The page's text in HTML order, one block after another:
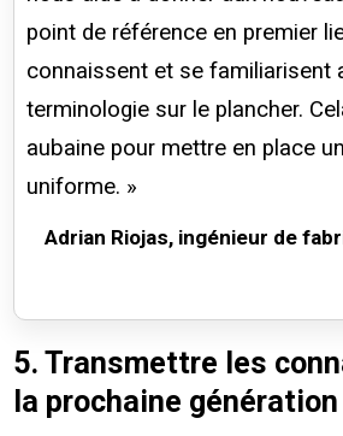
point de référence en premier
connaissent et se familiarisent
terminologie sur le plancher.
aubaine pour mettre en place
uniforme. »
Adrian Riojas, ingénieur de
5. Transmettre les
la prochaine génération